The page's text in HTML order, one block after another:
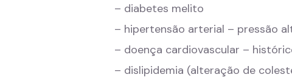
– diabetes melito
– hipertensão arterial – pressão
– doença cardiovascular –
– dislipidemia (alteração de